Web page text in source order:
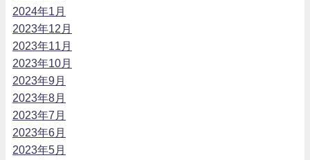
2024年1月
2023年12月
2023年11月
2023年10月
2023年9月
2023年8月
2023年7月
2023年6月
2023年5月